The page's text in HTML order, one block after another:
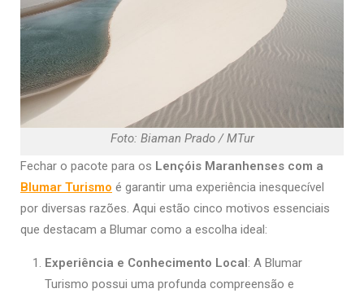
Foto: Biaman Prado / MTur
Fechar o pacote para os Lençóis Maranhenses com a
Blumar Turismo é garantir uma experiência inesquecível
por diversas razões. Aqui estão cinco motivos essenciais
que destacam a Blumar como a escolha ideal:
Experiência e Conhecimento Local : A Blumar
Turismo possui uma profunda compreensão e